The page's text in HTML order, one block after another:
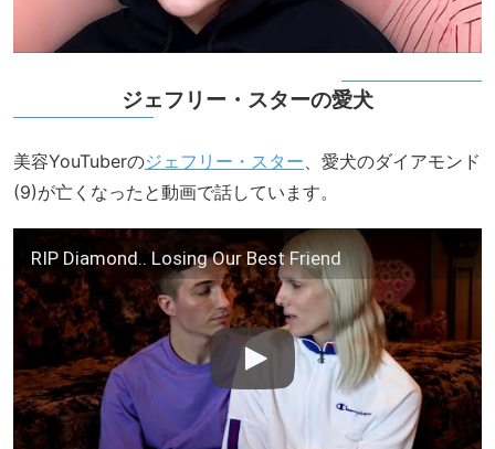
ジェフリー・スターの愛犬
美容YouTuberのジェフリー・スター、愛犬のダイアモンド
(9)が亡くなったと動画で話しています。
RIP Diamond.. Losing Our Best Friend